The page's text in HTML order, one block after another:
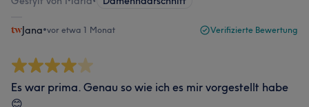
Jana•vor etwa 1 Monat Verifizierte Bewertung
Es war prima. Genau so wie ich es mir vorgestellt habe
😊